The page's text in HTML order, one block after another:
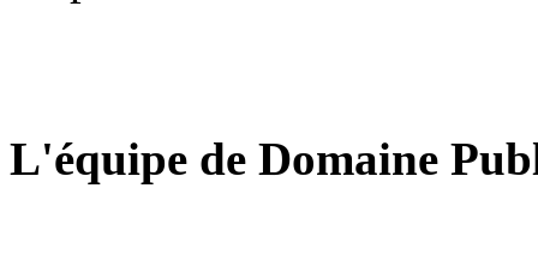
L'équipe de Domaine